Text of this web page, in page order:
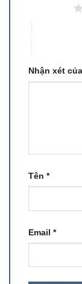
Nhận xét
Tên *
Email *